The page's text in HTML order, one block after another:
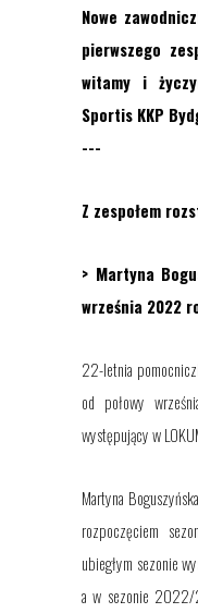
Nowe
pierwszego
witamy i
Sportis KKP
---
Z zespołem
> Martyna
września 2022
22-letnia
od połowy
występujący w
Martyna
rozpoczęciem
ubiegłym sezonie
a w sezonie 2022/